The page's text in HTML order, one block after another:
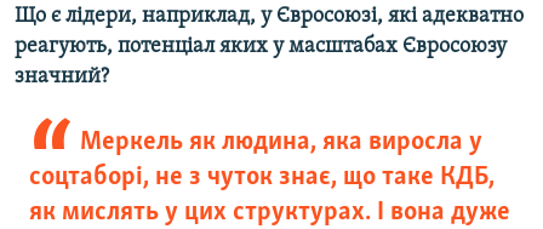
Що є лідери, наприклад, у Євросоюзі, які адекватно
реагують, потенціал яких у масштабах Євросоюзу
значний?
Меркель як людина, яка виросла у
соцтаборі, не з чуток знає, що таке КДБ,
як мислять у цих структурах. І вона дуже